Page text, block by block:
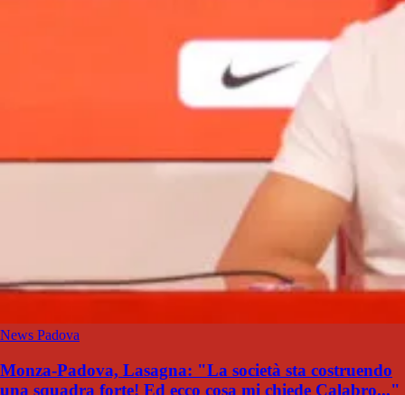
News Padova
Monza-Padova, Lasagna: "La società sta costruendo
una squadra forte! Ed ecco cosa mi chiede Calabro..."